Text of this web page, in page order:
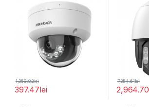
397.47lei
1,358.82lei
2,964.70
7,354.61lei